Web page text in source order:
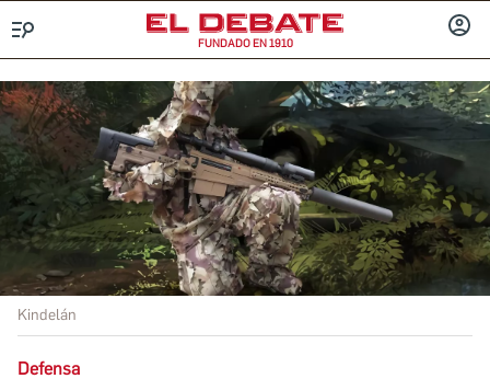
FUNDADO EN 1910
Kindelán
Defensa